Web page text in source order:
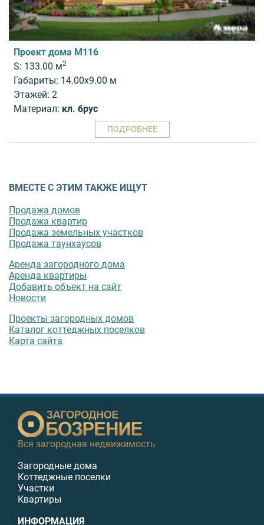
Проект дома M116
S: 133.00 м2
Габариты: 14.00x9.00 м
Этажей: 2
Материал: кл. брус
ПОДРОБНЕЕ
ВМЕСТЕ С ЭТИМ ТАКЖЕ ИЩУТ
Продажа домов
Продажа квартир
Продажа земельных участков
Продажа таунхаусов
Аренда загородного дома
Аренда квартиры
Добавить объект на сайт
Новости
Проекты загородных домов
Каталог коттеджных поселков
Карта сайта
Вся загородная недвижимость
Загородные дома
Коттеджные поселки
Участки
Квартиры
ИНФОРМАЦИЯ